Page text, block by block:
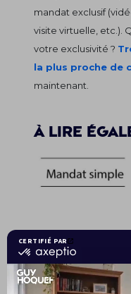
mandat exclusif
visite virtuelle, etc.).
votre exclusivité ?
la plus proche de
maintenant.
À lire